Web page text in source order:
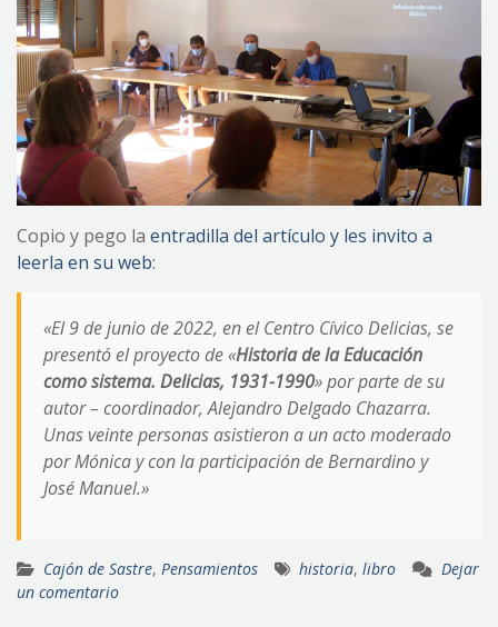
Copio y pego la entradilla del artículo y les invito a
leerla en su web:
«El 9 de junio de 2022, en el Centro Cívico Delicias, se
presentó el proyecto de «Historia de la Educación
como sistema. Delicias, 1931-1990» por parte de su
autor – coordinador, Alejandro Delgado Chazarra.
Unas veinte personas asistieron a un acto moderado
por Mónica y con la participación de Bernardino y
José Manuel.»
Cajón de Sastre, Pensamientos historia, libro
Dejar
un comentario